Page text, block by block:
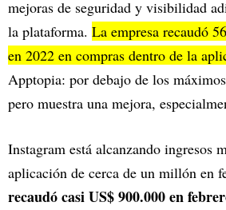
mejoras de seguridad y visibilidad
la plataforma. La empresa recaudó
en 2022 en compras dentro de la
Apptopia: por debajo de los
pero muestra una mejora,
Instagram está alcanzando ingresos
aplicación de cerca de un millón en
recaudó casi US$ 900.000 en